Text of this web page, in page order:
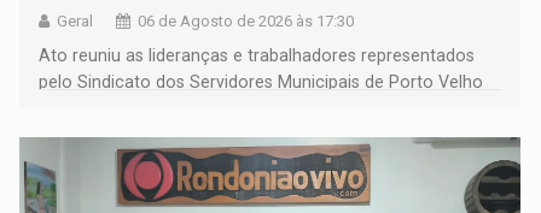
Geral 06 de Agosto de 2026 às 17:30
Ato reuniu as lideranças e trabalhadores representados
pelo Sindicato dos Servidores Municipais de Porto Velho